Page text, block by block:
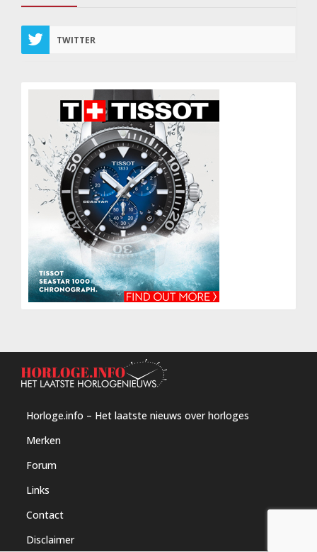
TWITTER
Horloge.info – Het laatste nieuws over horloges
Merken
Forum
Links
Contact
Disclaimer